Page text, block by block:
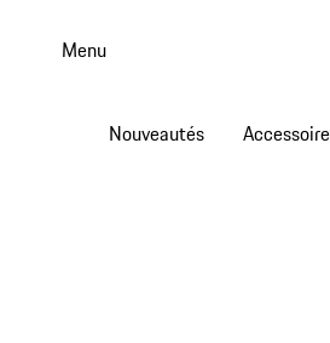
Menu
Nouveautés